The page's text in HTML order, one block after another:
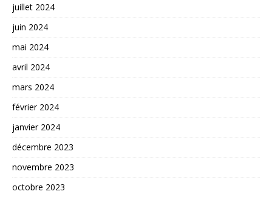
juillet 2024
juin 2024
mai 2024
avril 2024
mars 2024
février 2024
janvier 2024
décembre 2023
novembre 2023
octobre 2023